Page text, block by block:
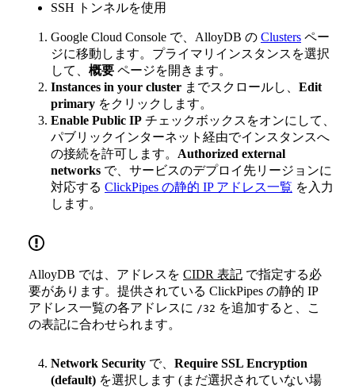
SSH トンネルを使用
Google Cloud Console で、AlloyDB の Clusters ペー
ジに移動します。プライマリインスタンスを選択
して、 概要 ページを開きます。
Instances in your cluster までスクロールし、 Edit
primary をクリックします。
Enable Public IP チェックボックスをオンにして、
パブリックインターネット経由でインスタンスへ
の接続を許可します。 Authorized external
networks で、サービスのデプロイ先リージョンに
対応する ClickPipes の静的 IP アドレス一覧 を入力
します。
AlloyDB では、アドレスを CIDR 表記 で指定する必
要があります。提供されている ClickPipes の静的 IP
アドレス一覧の各アドレスに /32 を追加すると、こ
の表記に合わせられます。
Network Security で、 Require SSL Encryption
(default) を選択します (まだ選択されていない場